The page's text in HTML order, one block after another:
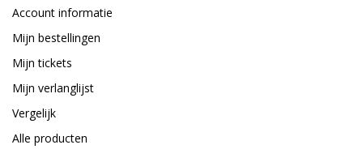
Account informatie
Mijn bestellingen
Mijn tickets
Mijn verlanglijst
Vergelijk
Alle producten